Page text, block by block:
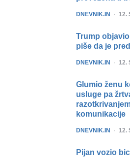
POSTED
DNEVNIK.IN 12.
Trump
piše da je
POSTED
DNEVNIK.IN 12.
Glumio ženu
usluge pa
komunikacije
POSTED
DNEVNIK.IN 12.
Pijan vozio